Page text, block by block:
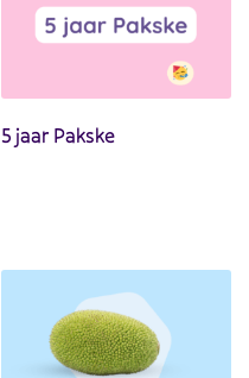
5 jaar Pakske